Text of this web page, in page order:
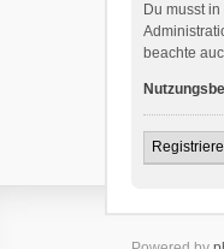
Du musst
beachte